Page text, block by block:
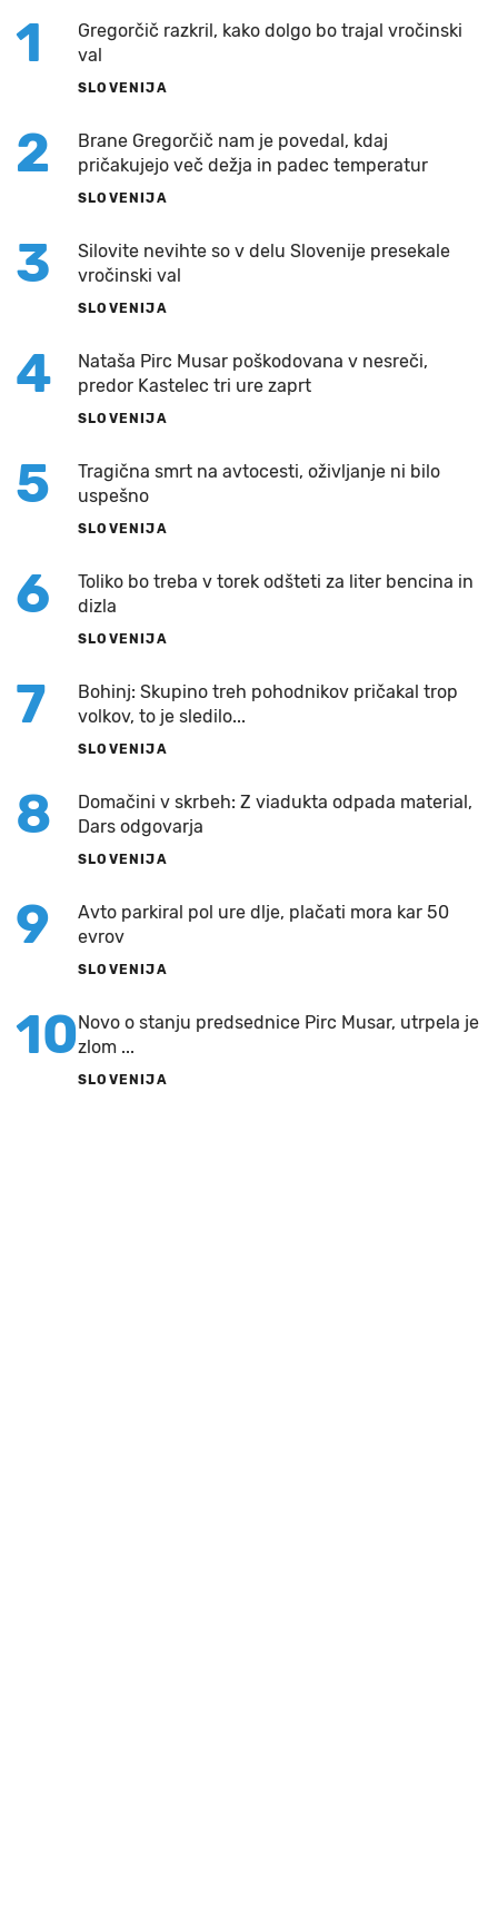
1
Gregorčič razkril, kako dolgo bo trajal vročinski
val
SLOVENIJA
2
Brane Gregorčič nam je povedal, kdaj
pričakujejo več dežja in padec temperatur
SLOVENIJA
3
Silovite nevihte so v delu Slovenije presekale
vročinski val
SLOVENIJA
4
Nataša Pirc Musar poškodovana v nesreči,
predor Kastelec tri ure zaprt
SLOVENIJA
5
Tragična smrt na avtocesti, oživljanje ni bilo
uspešno
SLOVENIJA
6
Toliko bo treba v torek odšteti za liter bencina in
dizla
SLOVENIJA
7
Bohinj: Skupino treh pohodnikov pričakal trop
volkov, to je sledilo...
SLOVENIJA
8
Domačini v skrbeh: Z viadukta odpada material,
Dars odgovarja
SLOVENIJA
9
Avto parkiral pol ure dlje, plačati mora kar 50
evrov
SLOVENIJA
10Novo o stanju predsednice Pirc Musar, utrpela je
zlom ...
SLOVENIJA